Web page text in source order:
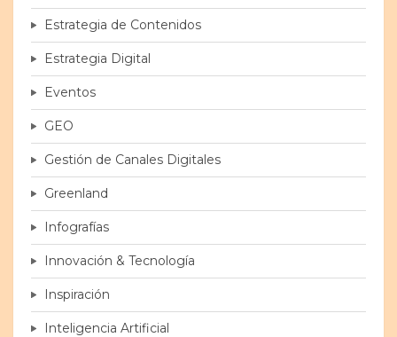
Estrategia de Contenidos
Estrategia Digital
Eventos
GEO
Gestión de Canales Digitales
Greenland
Infografías
Innovación & Tecnología
Inspiración
Inteligencia Artificial